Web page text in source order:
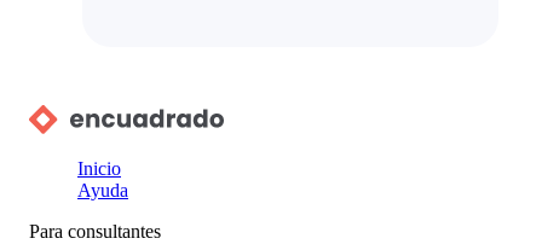
Inicio
Ayuda
Para consultantes